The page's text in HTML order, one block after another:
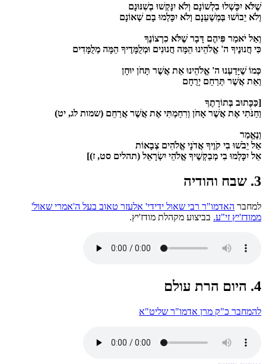
שֶׁלֹּא יִכָּשְׁלוּ בִלְשׁוֹנָם וְלֹא יִנָּקְשׁוּ בְשִׁנּוּנָם
וְלֹא יֵבוֹשׁוּ בְּמַשְׁעֵנָם וְלֹא יִכָּלְמוּ בָם שְׁאוֹנָם
וְאַל יֹאמַר פִּיהֶם דָּבָר שֶׁלֹּא כִרְצוֹנֶךָ
כִּי חֲנוּנֶיךָ ה' אֱלֹהֵינוּ הֵמָּה חֲנוּנִים וּמְלֻמָּדֶיךָ הֵמָּה מְלֻמָּדִים
כְּמוֹשֶׁיָּדַעְנוּ ה' אֱלֹהֵינוּ אֵת אֲשֶׁר תָּחֹן יוּחָן
וְאֵת אֲשֶׁר תְּרַחֵם יְרֻחָם
[כַּכָּתוּב בְּתוֹרָתֶךָ
וְחַנֹּתִי אֶת אֲשֶׁר אָחֹן וְרִחַמְתִּי אֶת אֲשֶׁר אֲרַחֵם (שמות לג, יט)
וְנֶאֱמַר
אַל יֵבֹשׁוּ בִי קֹוֶיךָ אֲדֹנָי אֱלֹהִים צְבָאוֹת
אַל יִכָּלְמוּ בִי מְבַקְשֶׁיךָ אֱלֹהֵי יִשְׂרָאֵל (תהלים סט, ז)]
3. שבח והודיה
למחבר האדמו"ר רבי שאול ידידי' אלעזר טאוב בעל ה'אמרי שאול'
ממודז'יץ זי"ע. בביצוע מקהלת מודז'יץ.
4. היום הרת עולם
להמחבר כ"ק מרן אדמו"ר שליט"א